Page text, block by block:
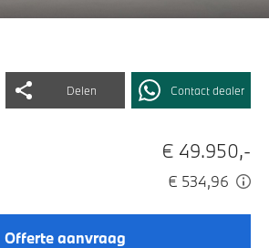
Delen Contact dealer
€ 49.950,-
€ 534,96
Offerte aanvraag